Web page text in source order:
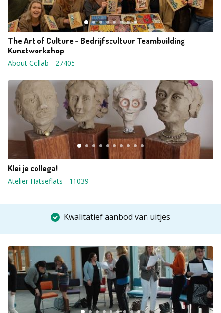
The Art of Culture - Bedrijfscultuur Teambuilding
Kunstworkshop
About Collab - 27405
Klei je collega!
Atelier Hatseflats - 11039
Kwalitatief aanbod van uitjes